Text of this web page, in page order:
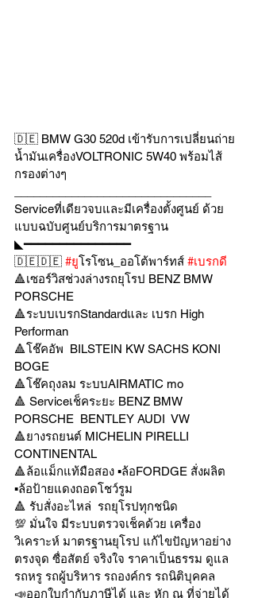
🇩🇪 BMW G30 520d เข้ารับการเปลี่ยนถ่าย
น้ำมันเครื่องVOLTRONIC 5W40 พร้อมไส้
กรองต่างๆ
Serviceที่เดียวจบและมีเครื่องตั้งศูนย์ ด้วย
แบบฉบับศูนย์บริการมาตรฐาน
◣━━━━━━━━━━━━━━━
🇩🇪🇩🇪 #ยูโรโซน_ออโต้พาร์ทส์ #เบรกด
🔺เซอร์วิสช่วงล่างรถยุโรป BENZ BMW
PORSCHE
🔺ระบบเบรกStandardและ เบรก High
Performan
🔺โช๊คอัพ  BILSTEIN KW SACHS KONI
BOGE
🔺โช๊คถุงลม ระบบAIRMATIC mo
🔺 Serviceเช็คระยะ BENZ BMW
PORSCHE  BENTLEY AUDI  VW
🔺ยางรถยนต์ MICHELIN PIRELLI
CONTINENTAL
🔺ล้อแม็กแท้มือสอง ▪️ล้อFORDGE สั่งผลิต
▪️ล้อป้ายแดงถอดโชว์รูม
🔺 รับสั่งอะไหล่  รถยุโรปทุกชนิด
💯 มั่นใจ มีระบบตรวจเช็คด้วย เครื่อง
วิเคราะห์ มาตรฐานยุโรป แก้ไขปัญหาอย่าง
ตรงจุด ซื่อสัตย์ จริงใจ ราคาเป็นธรรม ดูแล
รถหรู รถผู้บริหาร รถองค์กร รถนิติบุคคล
📣ออกใบกำกับภาษีได้ และ หัก ณ ที่จ่ายได้